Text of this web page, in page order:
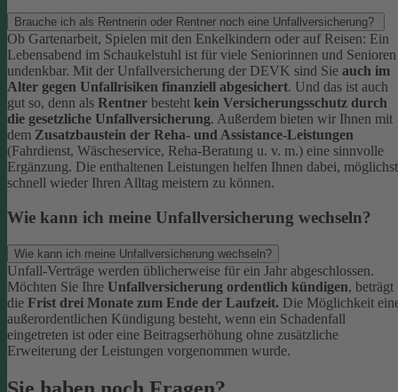
Brauche ich als Rentnerin oder Rentner noch eine Unfallversicherung?
Ob Gartenarbeit, Spielen mit den Enkelkindern oder auf Reisen: Ein
Lebensabend im Schaukelstuhl ist für viele Seniorinnen und Senioren
undenkbar. Mit der Unfallversicherung der DEVK sind Sie auch im
Alter gegen Unfallrisiken finanziell abgesichert. Und das ist auch
gut so, denn als Rentner besteht kein Versicherungsschutz durch
die gesetzliche Unfallversicherung. Außerdem bieten wir Ihnen mit
dem Zusatzbaustein der Reha- und Assistance-Leistungen
(Fahrdienst, Wäscheservice, Reha-Beratung u. v. m.) eine sinnvolle
Ergänzung. Die enthaltenen Leistungen helfen Ihnen dabei, möglichst
schnell wieder Ihren Alltag meistern zu können.
Wie kann ich meine Unfallversicherung wechseln?
Wie kann ich meine Unfallversicherung wechseln?
Unfall-Verträge werden üblicherweise für ein Jahr abgeschlossen.
Möchten Sie Ihre Unfallversicherung ordentlich kündigen, beträgt
die Frist drei Monate zum Ende der Laufzeit. Die Möglichkeit
außerordentlichen Kündigung besteht, wenn ein Schadenfall
eingetreten ist oder eine Beitragserhöhung ohne zusätzliche
Erweiterung der Leistungen vorgenommen wurde.